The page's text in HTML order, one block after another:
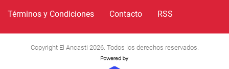
Términos y Condiciones Contacto RSS
Copyright El Ancasti 2026. Todos los derechos reservados.